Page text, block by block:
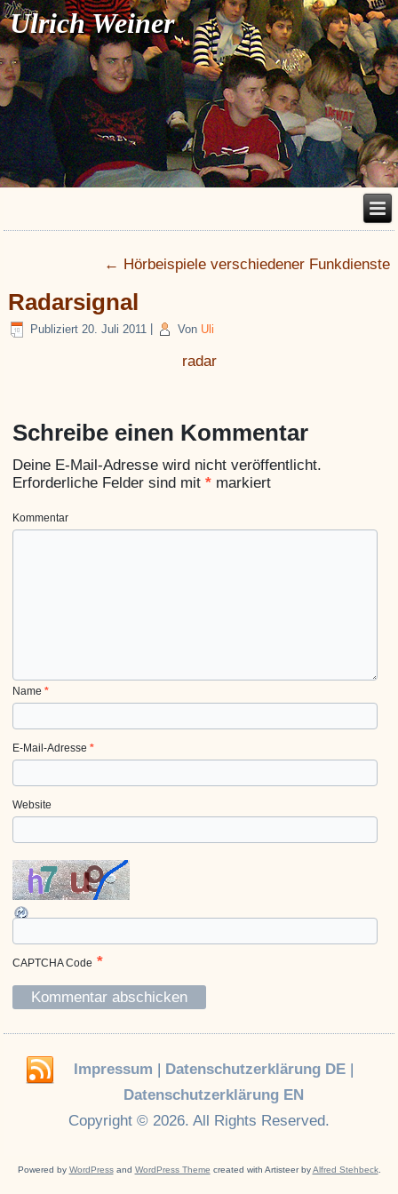
Ulrich Weiner
← Hörbeispiele verschiedener Funkdienste
Radarsignal
Publiziert 20. Juli 2011 Von Uli
radar
Schreibe einen Kommentar
Deine E-Mail-Adresse wird nicht veröffentlicht.
Erforderliche Felder sind mit* markiert
Kommentar
Name*
E-Mail-Adresse*
Website
CAPTCHA Code *
Impressum | Datenschutzerklärung DE|
Datenschutzerklärung EN
Copyright © 2026. All Rights Reserved.
Powered by WordPressand WordPress Theme created with Artisteer byAlfred Stehbeck.